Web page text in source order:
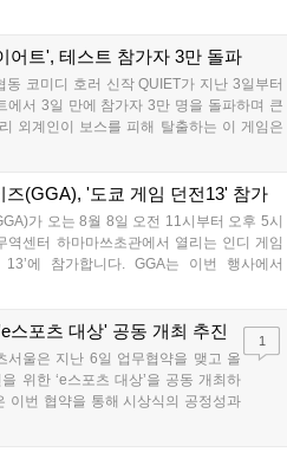
작으로 2주 간격의 콘텐츠를 제공한다. 또한
신작 흥행을 통해 하반기 실적 턴어라운드
어트', 테스트 참가자 3만 돌파
동 코미디 호러 신작 QUIET가 지난 3일부터
에서 3일 만에 참가자 3만 명을 돌파하며 큰
외계인이 보스를 피해 탈출하는 이 게임은
음 관리와 물리 법칙을 활용한 전략적 플레
스팀 페이지에서 확인 가능합니다....
즈(GGA), '도쿄 게임 던전13' 참가
가 오는 8월 8일 오전 11시부터 오후 5시
역센터 하마마쓰초관에서 열리는 인디 게임
에 참가합니다. GGA는 이번 행사에서
시리즈의 미공개 작품 12종을 최초
게는 선착순으로 특별 굿즈를 증정하며, 인
타이틀 반응 확인을 목표로 합니다....
스포츠 대상' 공동 개최 추진
서울은 지난 6일 업무협약을 맺고 올
위한 ‘e스포츠 대상’을 공동 개최하
이번 협약을 통해 시상식의 공정성과
를 겨냥한 미디어 영향력을 확대해 e
1